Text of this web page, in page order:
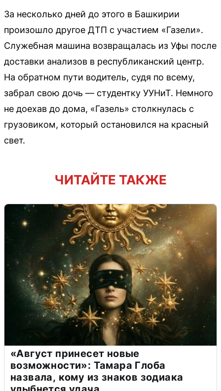
За несколько дней до этого в Башкирии
произошло другое ДТП с участием «Газели».
Служебная машина возвращалась из Уфы после
доставки анализов в республиканский центр.
На обратном пути водитель, судя по всему,
забрал свою дочь — студентку УУНиТ. Немного
не доехав до дома, «Газель» столкнулась с
грузовиком, который остановился на красный
свет.
ЧИТАЙТЕ ТАКЖЕ
«Август принесет новые
возможности»: Тамара Глоба
назвала, кому из знаков зодиака